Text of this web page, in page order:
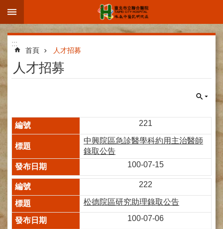
跳到主要內容區塊
進
階
尋
院
區
簡
科
介
紹
網
:::
首頁 人才招募
人才招募
221
中興院區急診醫學科約用主治醫師
錄取公告
100-07-15
222
松德院區研究助理錄取公告
100-07-06